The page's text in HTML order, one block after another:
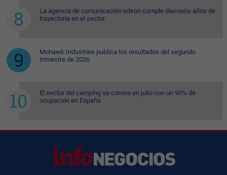
La agencia de comunicación edeon cumple dieciséis años de
trayectoria en el sector
Mohawk Industries publica los resultados del segundo
trimestre de 2026
El sector del camping se corona en julio con un 90% de
ocupación en España